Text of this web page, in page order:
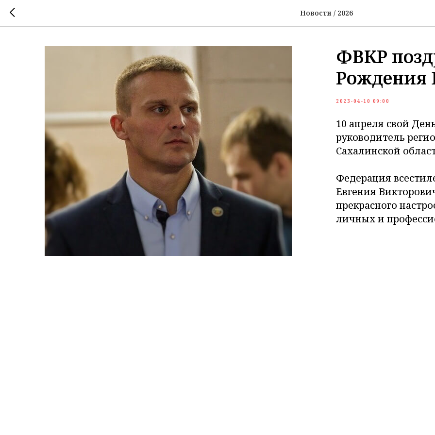
Новости / 2026
ФВКР
Рождения
2023-04-10 09:00
10 апреля свой
руководитель
Сахалинской
Федерация
Евгения
прекрасного
личных и